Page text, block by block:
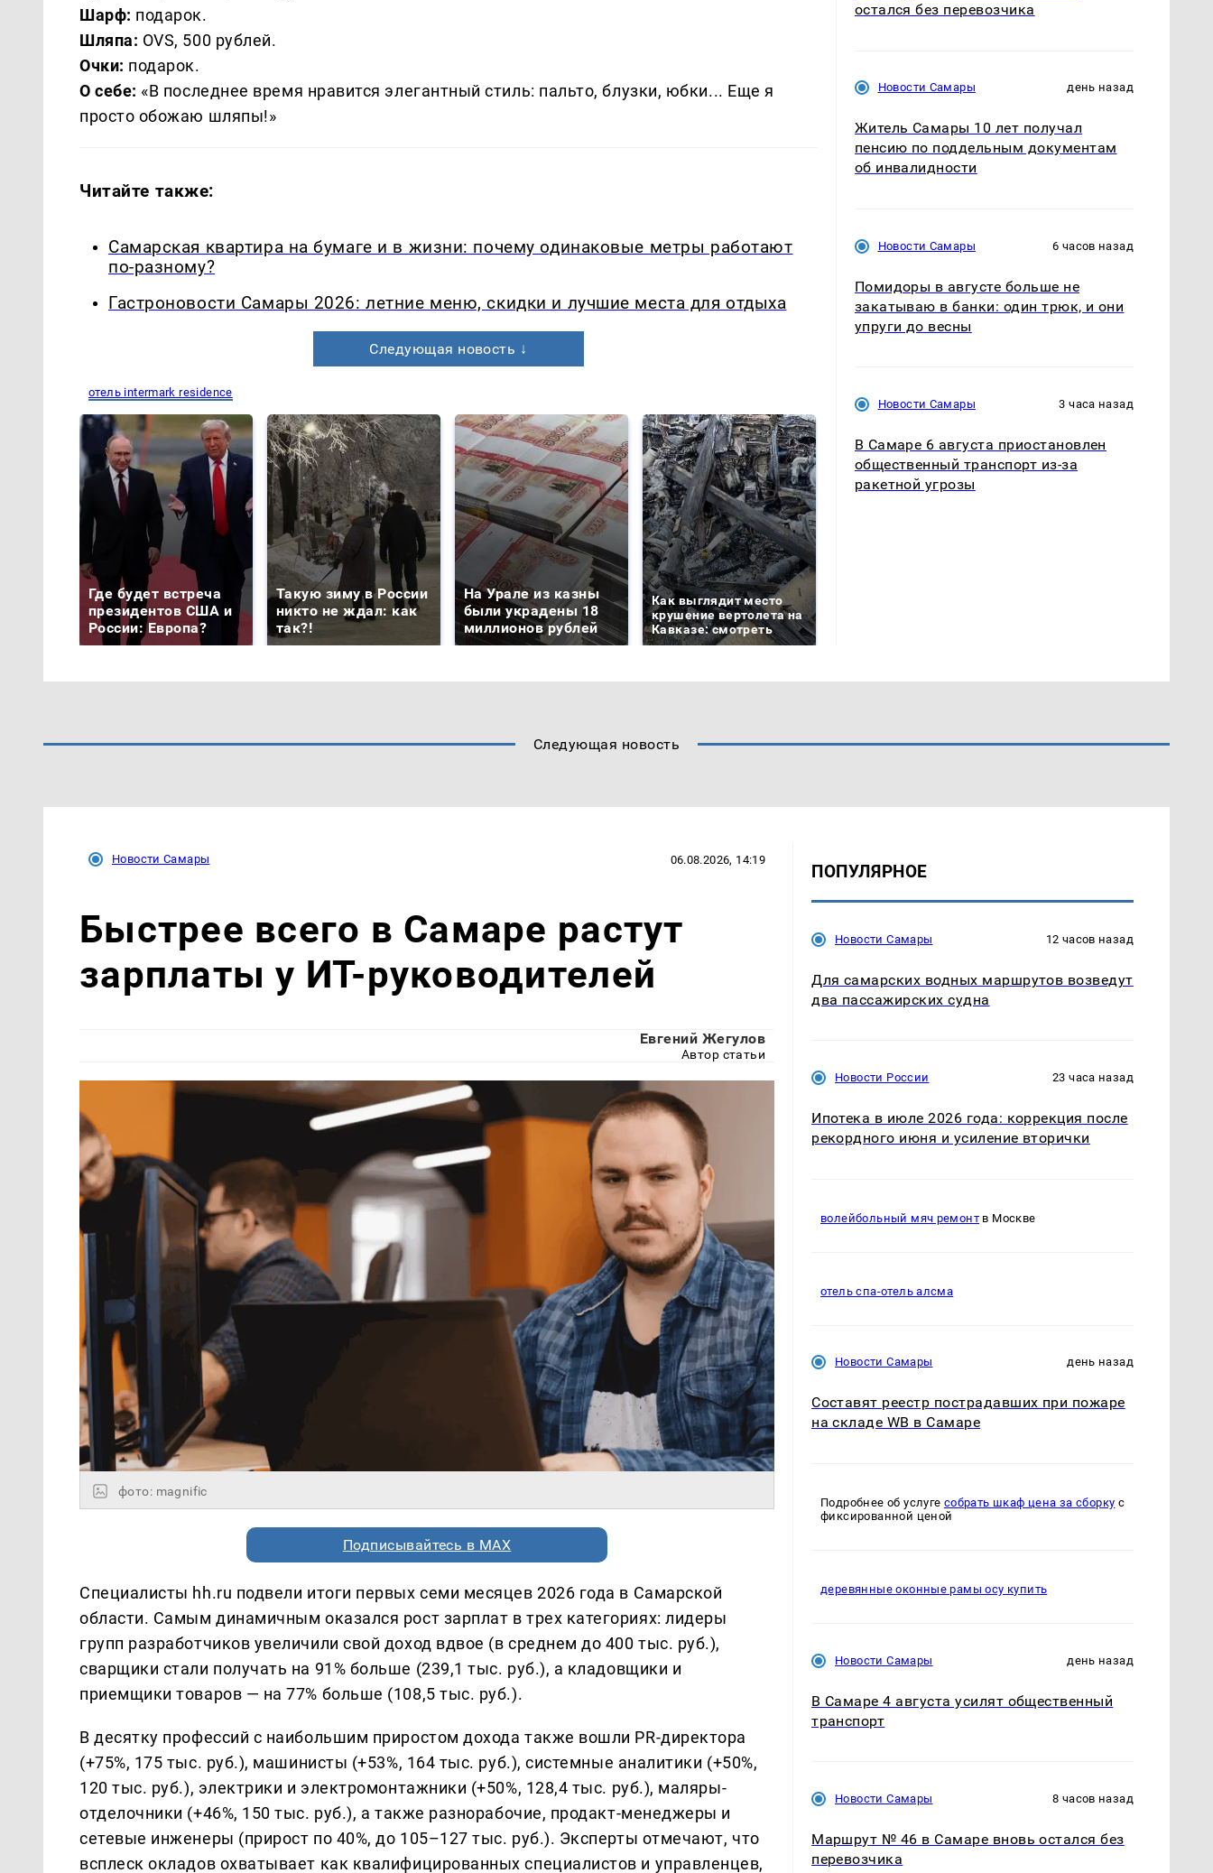
Шарф: подарок.
Шляпа: OVS, 500 рублей.
Очки: подарок.
О себе: «В последнее время нравится элегантный стиль: пальто, блузки, юбки... Еще я
просто обожаю шляпы!»
Читайте также:
Самарская квартира на бумаге и в жизни: почему одинаковые метры работают
по-разному?
Гастроновости Самары 2026: летние меню, скидки и лучшие места для отдыха
Следующая новость ↓
отель intermark residence
Где будет встреча
президентов США и
России: Европа?
Такую зиму в России
никто не ждал: как
так?!
На Урале из казны
были украдены 18
миллионов рублей
Как выглядит место
крушение вертолета на
Кавказе: смотреть
остался без перевозчика
Новости Самары день назад
Житель Самары 10 лет получал
пенсию по поддельным документам
об инвалидности
Новости Самары 6 часов назад
Помидоры в августе больше не
закатываю в банки: один трюк, и они
упруги до весны
Новости Самары 3 часа назад
В Самаре 6 августа приостановлен
общественный транспорт из-за
ракетной угрозы
Следующая новость
Новости Самары 06.08.2026, 14:19
Быстрее всего в Самаре растут
зарплаты у ИТ-руководителей
Евгений Жегулов
Автор статьи
фото: magnific
Подписывайтесь в MAX
Специалисты hh.ru подвели итоги первых семи месяцев 2026 года в Самарской
области. Самым динамичным оказался рост зарплат в трех категориях: лидеры
групп разработчиков увеличили свой доход вдвое (в среднем до 400 тыс. руб.),
сварщики стали получать на 91% больше (239,1 тыс. руб.), а кладовщики и
приемщики товаров — на 77% больше (108,5 тыс. руб.).
В десятку профессий с наибольшим приростом дохода также вошли PR-директора
(+75%, 175 тыс. руб.), машинисты (+53%, 164 тыс. руб.), системные аналитики (+50%,
120 тыс. руб.), электрики и электромонтажники (+50%, 128,4 тыс. руб.), маляры-
отделочники (+46%, 150 тыс. руб.), а также разнорабочие, продакт-менеджеры и
сетевые инженеры (прирост по 40%, до 105–127 тыс. руб.). Эксперты отмечают, что
всплеск окладов охватывает как квалифицированных специалистов и управленцев,
ПОПУЛЯРНОЕ
Новости Самары 12 часов назад
Для самарских водных маршрутов возведут
два пассажирских судна
Новости России 23 часа назад
Ипотека в июле 2026 года: коррекция после
рекордного июня и усиление вторички
волейбольный мяч ремонт в Москве
отель спа-отель алсма
Новости Самары день назад
Составят реестр пострадавших при пожаре
на складе WB в Самаре
Подробнее об услуге собрать шкаф цена за сборку с
фиксированной ценой
деревянные оконные рамы осу купить
Новости Самары день назад
В Самаре 4 августа усилят общественный
транспорт
Новости Самары 8 часов назад
Маршрут № 46 в Самаре вновь остался без
перевозчика